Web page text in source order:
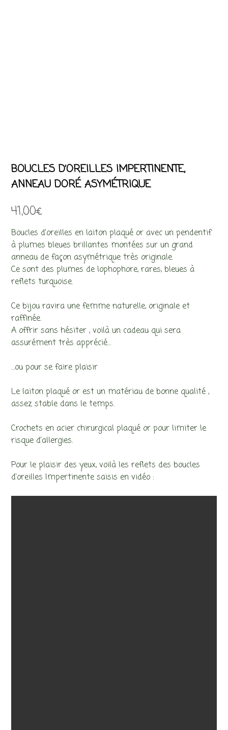
BOUCLES D’OREILLES IMPERTINENTE,
ANNEAU DORÉ ASYMÉTRIQUE
41,00€
Boucles d’oreilles en laiton plaqué or avec un pendentif
à plumes bleues brillantes montées sur un grand
anneau de façon asymétrique très originale.
Ce sont des plumes de lophophore, rares, bleues à
reflets turquoise.
Ce bijou ravira une femme naturelle, originale et
raffinée.
A offrir sans hésiter , voilà un cadeau qui sera
assurément très apprécié…
…ou pour se faire plaisir
Le laiton plaqué or est un matériau de bonne qualité ,
assez stable dans le temps.
Crochets en acier chirurgical plaqué or pour limiter le
risque d’allergies.
Pour le plaisir des yeux, voilà les reflets des boucles
d’oreilles Impertinente saisis en vidéo :